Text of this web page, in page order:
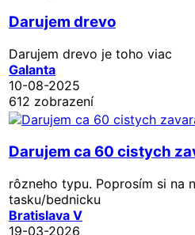
Darujem drevo
Darujem drevo je toho viac
Galanta
10-08-2025
612 zobrazení
Darujem ca 60 cistych
rôzneho typu. Poprosím si na
tasku/bednicku
Bratislava V
19-03-2026